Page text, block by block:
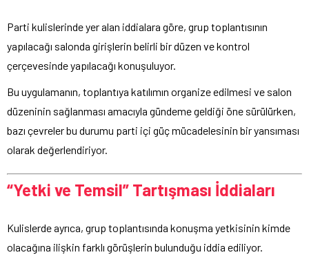
Parti kulislerinde yer alan iddialara göre, grup toplantısının
yapılacağı salonda girişlerin belirli bir düzen ve kontrol
çerçevesinde yapılacağı konuşuluyor.
Bu uygulamanın, toplantıya katılımın organize edilmesi ve salon
düzeninin sağlanması amacıyla gündeme geldiği öne sürülürken,
bazı çevreler bu durumu parti içi güç mücadelesinin bir yansıması
olarak değerlendiriyor.
“Yetki ve Temsil” Tartışması İddiaları
Kulislerde ayrıca, grup toplantısında konuşma yetkisinin kimde
olacağına ilişkin farklı görüşlerin bulunduğu iddia ediliyor.